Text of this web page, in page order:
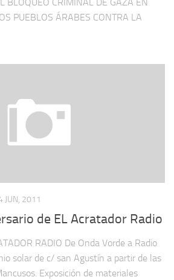
PUEBLOS ÁRABES CONTRA LA
JUN, 2011
de EL Acratador Radio
RADIO De Onda Vorde a Radio
solar de c/ san Agustín a partir de las
Exposición de materiales